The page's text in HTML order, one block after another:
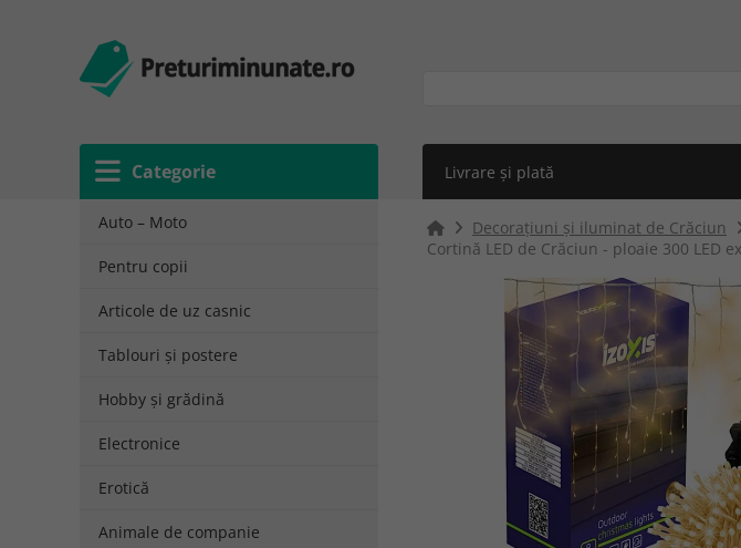
Categorie Livrare și plată
Auto – Moto
Pentru copii
Articole de uz casnic
Tablouri și postere
Hobby și grădină
Electronice
Erotică
Animale de companie
Decorațiuni și iluminat de Crăciun
Cortină LED de Crăciun - ploaie 300 LED